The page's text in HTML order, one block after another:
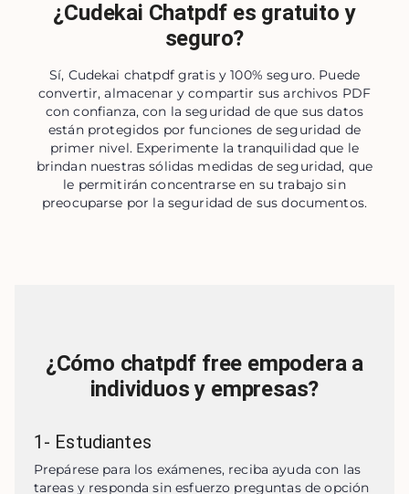
¿Cudekai Chatpdf es gratuito y
seguro?
Sí, Cudekai chatpdf gratis y 100% seguro. Puede
convertir, almacenar y compartir sus archivos PDF
con confianza, con la seguridad de que sus datos
están protegidos por funciones de seguridad de
primer nivel. Experimente la tranquilidad que le
brindan nuestras sólidas medidas de seguridad, que
le permitirán concentrarse en su trabajo sin
preocuparse por la seguridad de sus documentos.
¿Cómo chatpdf free empodera a
individuos y empresas?
1 - Estudiantes
Prepárese para los exámenes, reciba ayuda con las
tareas y responda sin esfuerzo preguntas de opción